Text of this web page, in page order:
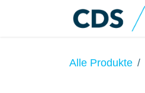
Zum Inhalt springen
Alle Produkte